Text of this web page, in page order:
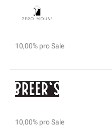
10,00% pro Sale
10,00% pro Sale